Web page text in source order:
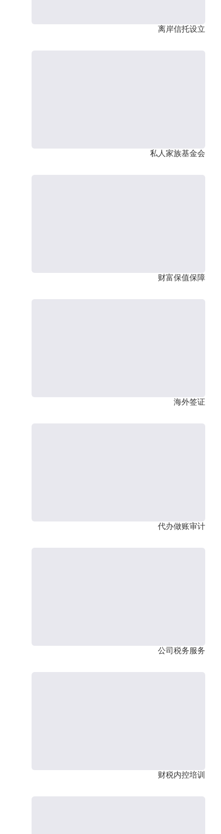
离岸信托设立
私人家族基金会
财富保值保障
海外签证
代办做账审计
公司税务服务
财税内控培训